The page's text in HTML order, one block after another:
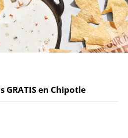
GRATIS en Chipotle